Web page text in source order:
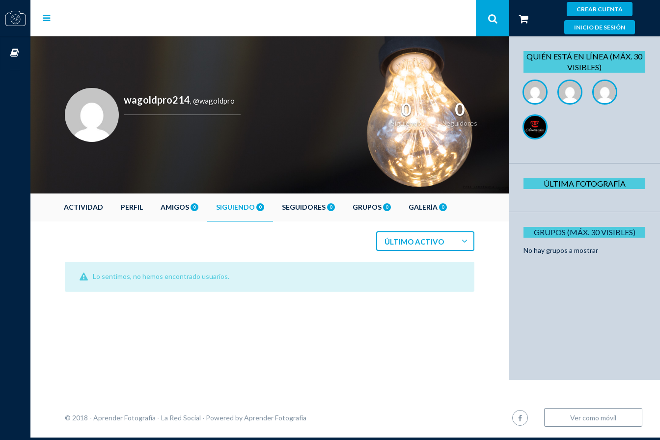
CREAR CUENTA
INICIO DE SESIÓN
wagoldpro214, @wagoldpro 0
Siguiendo
0
Seguidores
ACTIVIDAD PERFIL AMIGOS 0 SIGUIENDO 0 SEGUIDORES 0 GRUPOS 0 GALERÍA 0
ÚLTIMO ACTIVO
Lo sentimos, no hemos encontrado usuarios.
QUIÉN ESTÁ EN LÍNEA (MÁX. 30
VISIBLES)
ÚLTIMA FOTOGRAFÍA
GRUPOS (MÁX. 30 VISIBLES)
No hay grupos a mostrar
© 2018 - Aprender Fotografía - La Red Social · Powered byAprender Fotografía